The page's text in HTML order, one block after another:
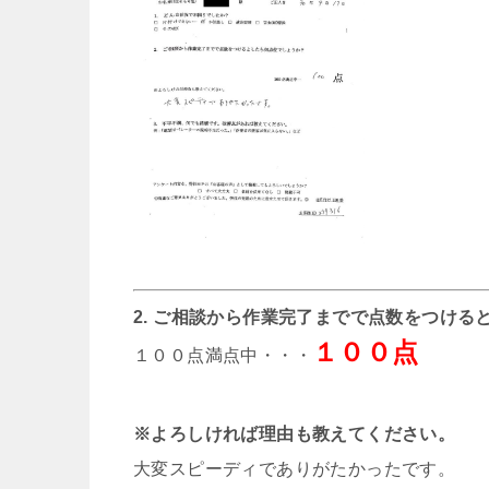
2. ご相談から作業完了までで点数をつける
１００点満点中・・・ １００点
※よろしければ理由も教えてください。
大変スピーディでありがたかったです。